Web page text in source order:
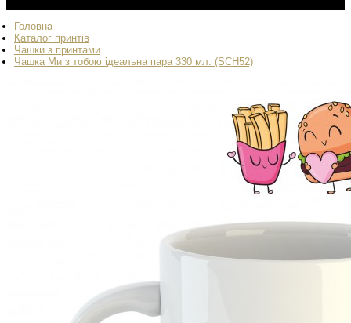
Головна
Каталог принтів
Чашки з принтами
Чашка Ми з тобою ідеальна пара 330 мл. (SCH52)